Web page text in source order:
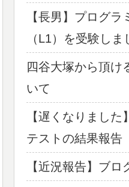
【長男】プログラ
（L1）を受験しま
四谷大塚から頂け
いて
【遅くなりまし
テストの結果報告
【近況報告】ブロ